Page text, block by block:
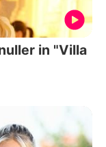
in "Villa